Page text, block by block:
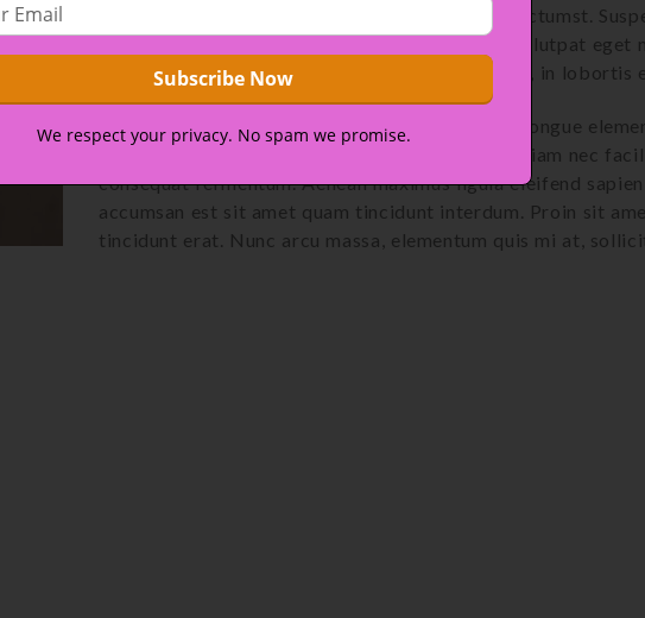
tempor ultrices porta. In hac habitasse platea dictumst.
Vivamus diam tellus, posuere quis lobortis ac, volutpat eget
ut imperdiet semper. Donec tincidunt mauris nisl, in lobortis
Nullam dui tellus, mattis eget gravida pretium, congue
nisl sollicitudin pharetra. In sollicitudin congue diam nec
consequat fermentum. Aenean maximus ligula eleifend
accumsan est sit amet quam tincidunt interdum. Proin sit
tincidunt erat. Nunc arcu massa, elementum quis mi at,
We respect your privacy. No spam we promise.